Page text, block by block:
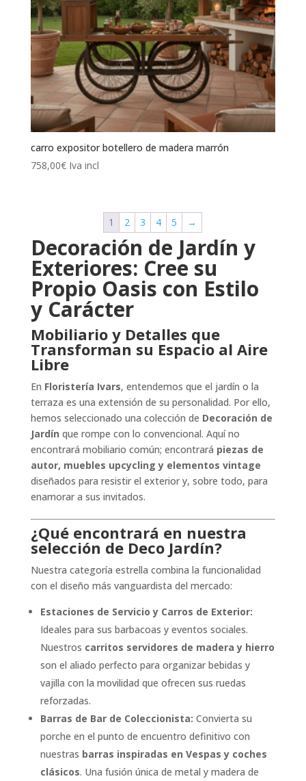
carro expositor botellero de madera marrón
758,00€ Iva incl
1 2 3 4 5 →
Decoración de Jardín y
Exteriores: Cree su
Propio Oasis con Estilo
y Carácter
Mobiliario y Detalles que
Transforman su Espacio al Aire
Libre
En Floristería Ivars, entendemos que el jardín o la
terraza es una extensión de su personalidad. Por ello,
hemos seleccionado una colección de Decoración de
Jardín que rompe con lo convencional. Aquí no
encontrará mobiliario común; encontrará piezas de
autor, muebles upcycling y elementos vintage
diseñados para resistir el exterior y, sobre todo, para
enamorar a sus invitados.
¿Qué encontrará en nuestra
selección de Deco Jardín?
Nuestra categoría estrella combina la funcionalidad
con el diseño más vanguardista del mercado:
Estaciones de Servicio y Carros de Exterior:
Ideales para sus barbacoas y eventos sociales.
Nuestros carritos servidores de madera y hierro
son el aliado perfecto para organizar bebidas y
vajilla con la movilidad que ofrecen sus ruedas
reforzadas.
Barras de Bar de Coleccionista: Convierta su
porche en el punto de encuentro definitivo con
nuestras barras inspiradas en Vespas y coches
clásicos. Una fusión única de metal y madera de